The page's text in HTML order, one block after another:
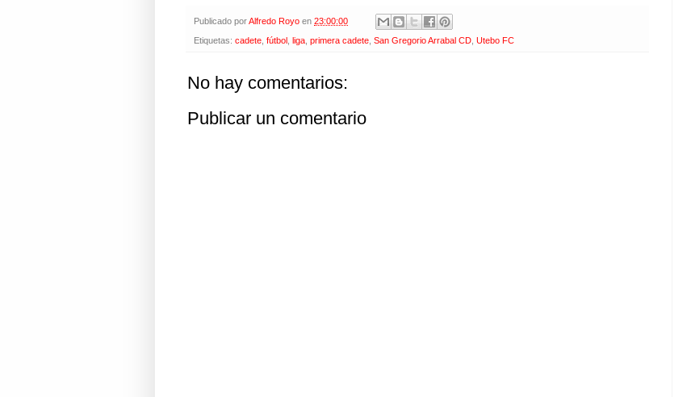
Publicado porAlfredo Royo en 23:00:00
Etiquetas: cadete fútbol liga primera cadete San Gregorio Arrabal CD Utebo FC
No hay comentarios:
Publicar un comentario